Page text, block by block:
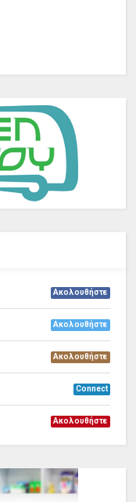
Ακολουθήστε
Ακολουθήστε
Ακολουθήστε
Connect
Ακολουθήστε